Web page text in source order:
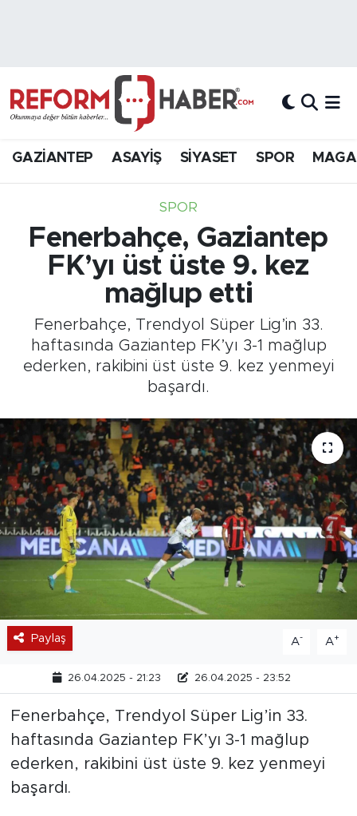
GAZİANTEP ASAYİŞ SİYASET SPOR
SPOR
Fenerbahçe, Gaziantep
FK’yı üst üste 9. kez
mağlup etti
Fenerbahçe, Trendyol Süper Lig’in 33.
haftasında Gaziantep FK’yı 3-1 mağlup
ederken, rakibini üst üste 9. kez yenmeyi
başardı.
Paylaş A- A+
26.04.2025 - 21:23 26.04.2025 - 23:52
Fenerbahçe, Trendyol Süper Lig’in 33.
haftasında Gaziantep FK’yı 3-1 mağlup
ederken, rakibini üst üste 9. kez yenmeyi
başardı.
Hava Durumu
Süper Lig Puan Durumu ve Fikstür
Son Dakika Haberleri
Haber Arşivi